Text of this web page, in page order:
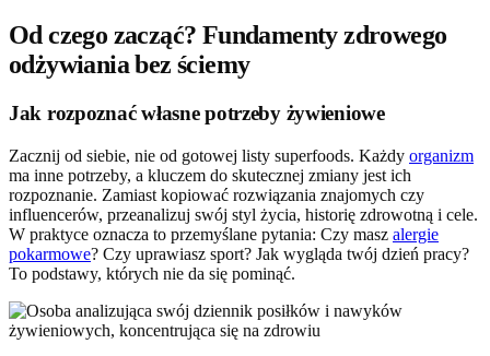
Od czego zacząć? Fundamenty zdrowego
odżywiania bez ściemy
Jak rozpoznać własne potrzeby żywieniowe
Zacznij od siebie, nie od gotowej listy superfoods. Każdy organizm
ma inne potrzeby, a kluczem do skutecznej zmiany jest ich
rozpoznanie. Zamiast kopiować rozwiązania znajomych czy
influencerów, przeanalizuj swój styl życia, historię zdrowotną i cele.
W praktyce oznacza to przemyślane pytania: Czy masz alergie
pokarmowe? Czy uprawiasz sport? Jak wygląda twój dzień pracy?
To podstawy, których nie da się pominąć.